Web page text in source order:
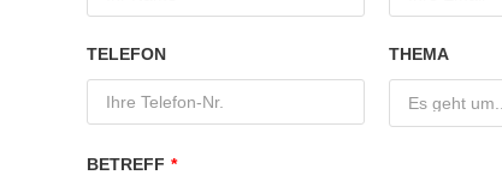
TELEFON THEMA
Es geht um...
BETREFF *